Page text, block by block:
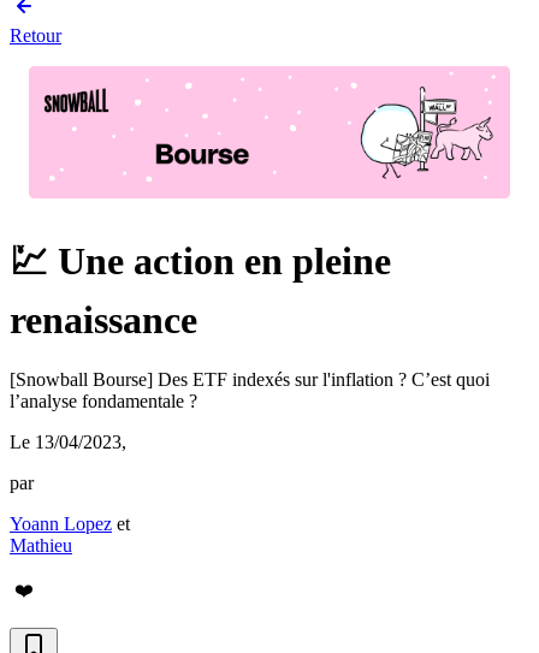
Retour
💹 Une action en pleine
renaissance
[Snowball Bourse] Des ETF indexés sur l'inflation ? C’est quoi
l’analyse fondamentale ?
Le 13/04/2023,
par
Yoann Lopez et
Mathieu
❤️